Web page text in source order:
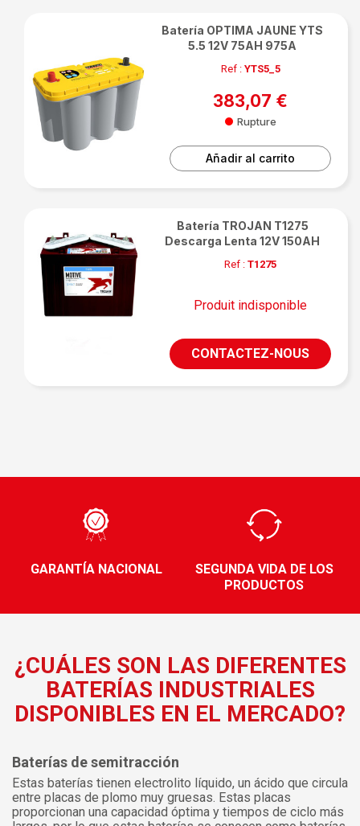
Batería OPTIMA JAUNE YTS
5.5 12V 75AH 975A
Ref : YTS5_5
383,07 €
Rupture
Añadir al carrito
Batería TROJAN T1275
Descarga Lenta 12V 150AH
Ref :T1275
Produit indisponible
CONTACTEZ-NOUS
GARANTÍA NACIONAL
SEGUNDA VIDA DE LOS
PRODUCTOS
¿CUÁLES SON LAS DIFERENTES
BATERÍAS INDUSTRIALES
DISPONIBLES EN EL MERCADO?
Baterías de semitracción
Estas baterías tienen electrolito líquido, un ácido que circula
entre placas de plomo muy gruesas. Estas placas
proporcionan una capacidad óptima y tiempos de ciclo más